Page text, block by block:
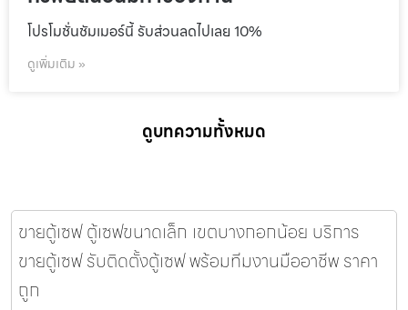
โปรโมชั่นชัมเมอร์นี้ รับส่วนลดไปเลย 10%
ดูเพิ่มเติม »
ดูบทความทั้งหมด
ขายตู้เซฟ ตู้เซฟขนาดเล็ก เขตบางกอกน้อย บริการ
ขายตู้เซฟ รับติดตั้งตู้เซฟ พร้อมทีมงานมืออาชีพ ราคา
ถูก